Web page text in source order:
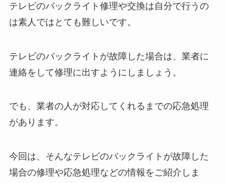
テレビのバックライト修理や交換は自分で行うの
は素人ではとても難しいです。
テレビのバックライトが故障した場合は、業者に
連絡をして修理に出すようにしましょう。
でも、業者の人が対応してくれるまでの応急処理
があります。
今回は、そんなテレビのバックライトが故障した
場合の修理や応急処理などの情報をご紹介しま